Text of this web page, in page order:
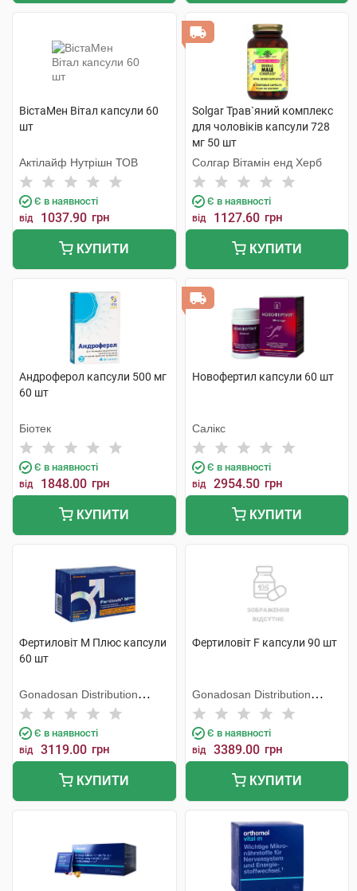
ВістаМен Вітал капсули 60
шт
Актілайф Нутрішн ТОВ
Є в наявності
від 1037.90 грн
КУПИТИ
Solgar Трав`яний комплекс
для чоловіків капсули 728
мг 50 шт
Солгар Вітамін енд Херб
Є в наявності
від 1127.60 грн
КУПИТИ
Андроферол капсули 500 мг
60 шт
Біотек
Є в наявності
від 1848.00 грн
КУПИТИ
Новофертил капсули 60 шт
Салікс
Є в наявності
від 2954.50 грн
КУПИТИ
Фертиловіт М Плюс капсули
60 шт
Gonadosan Distribution
GmbH
Є в наявності
від 3119.00 грн
КУПИТИ
Фертиловіт F капсули 90 шт
Gonadosan Distribution
GmbH
Є в наявності
від 3389.00 грн
КУПИТИ